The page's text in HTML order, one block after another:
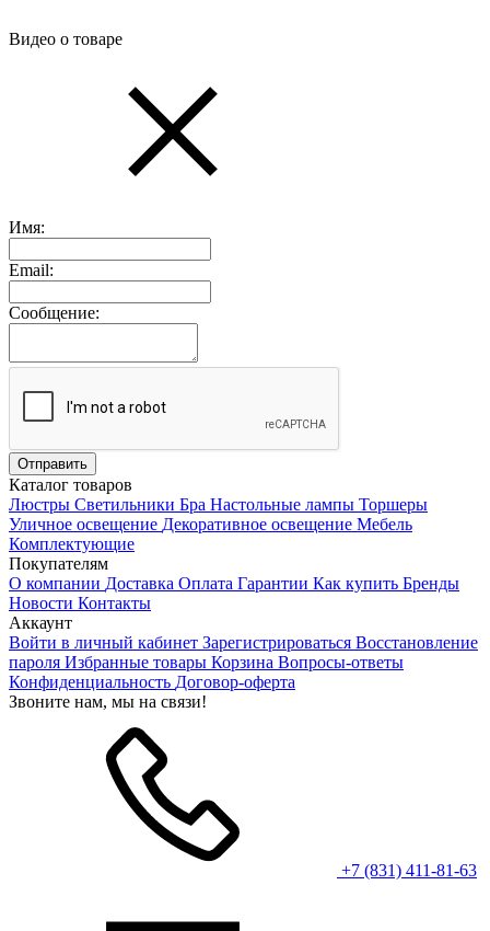
Видео о товаре
Имя:
Email:
Сообщение:
Каталог товаров
Люстры Светильники Бра Настольные лампы Торшеры
Уличное освещение Декоративное освещение Мебель
Комплектующие
Покупателям
О компании Доставка Оплата Гарантии Как купить Бренды
Новости Контакты
Аккаунт
Войти в личный кабинет Зарегистрироваться Восстановление
пароля Избранные товары Корзина Вопросы-ответы
Конфиденциальность Договор-оферта
Звоните нам, мы на связи!
+7 (831) 411-81-63